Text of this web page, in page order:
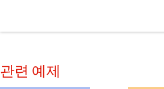
관련 예제